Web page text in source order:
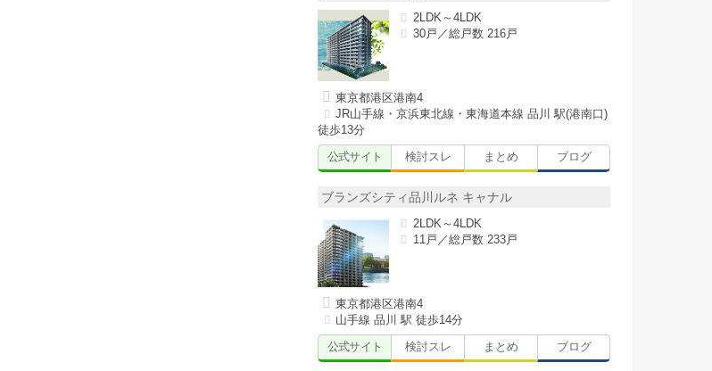
2LDK～4LDK
30戸／総戸数 216戸
東京都港区港南4
JR山手線・京浜東北線・東海道本線 品川 駅(港南口)
徒歩13分
公式サイト
検討スレ まとめ ブログ
ブランズシティ品川ルネ キャナル
2LDK～4LDK
11戸／総戸数 233戸
東京都港区港南4
山手線 品川 駅 徒歩14分
公式サイト
検討スレ まとめ ブログ